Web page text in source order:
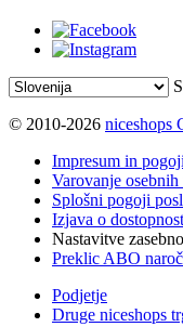
© 2010-2026 niceshops
Impresum in
Varovanje
Splošni pogoji
Izjava o
Nastavitve
Preklic ABO
Podjetje
Druge niceshops